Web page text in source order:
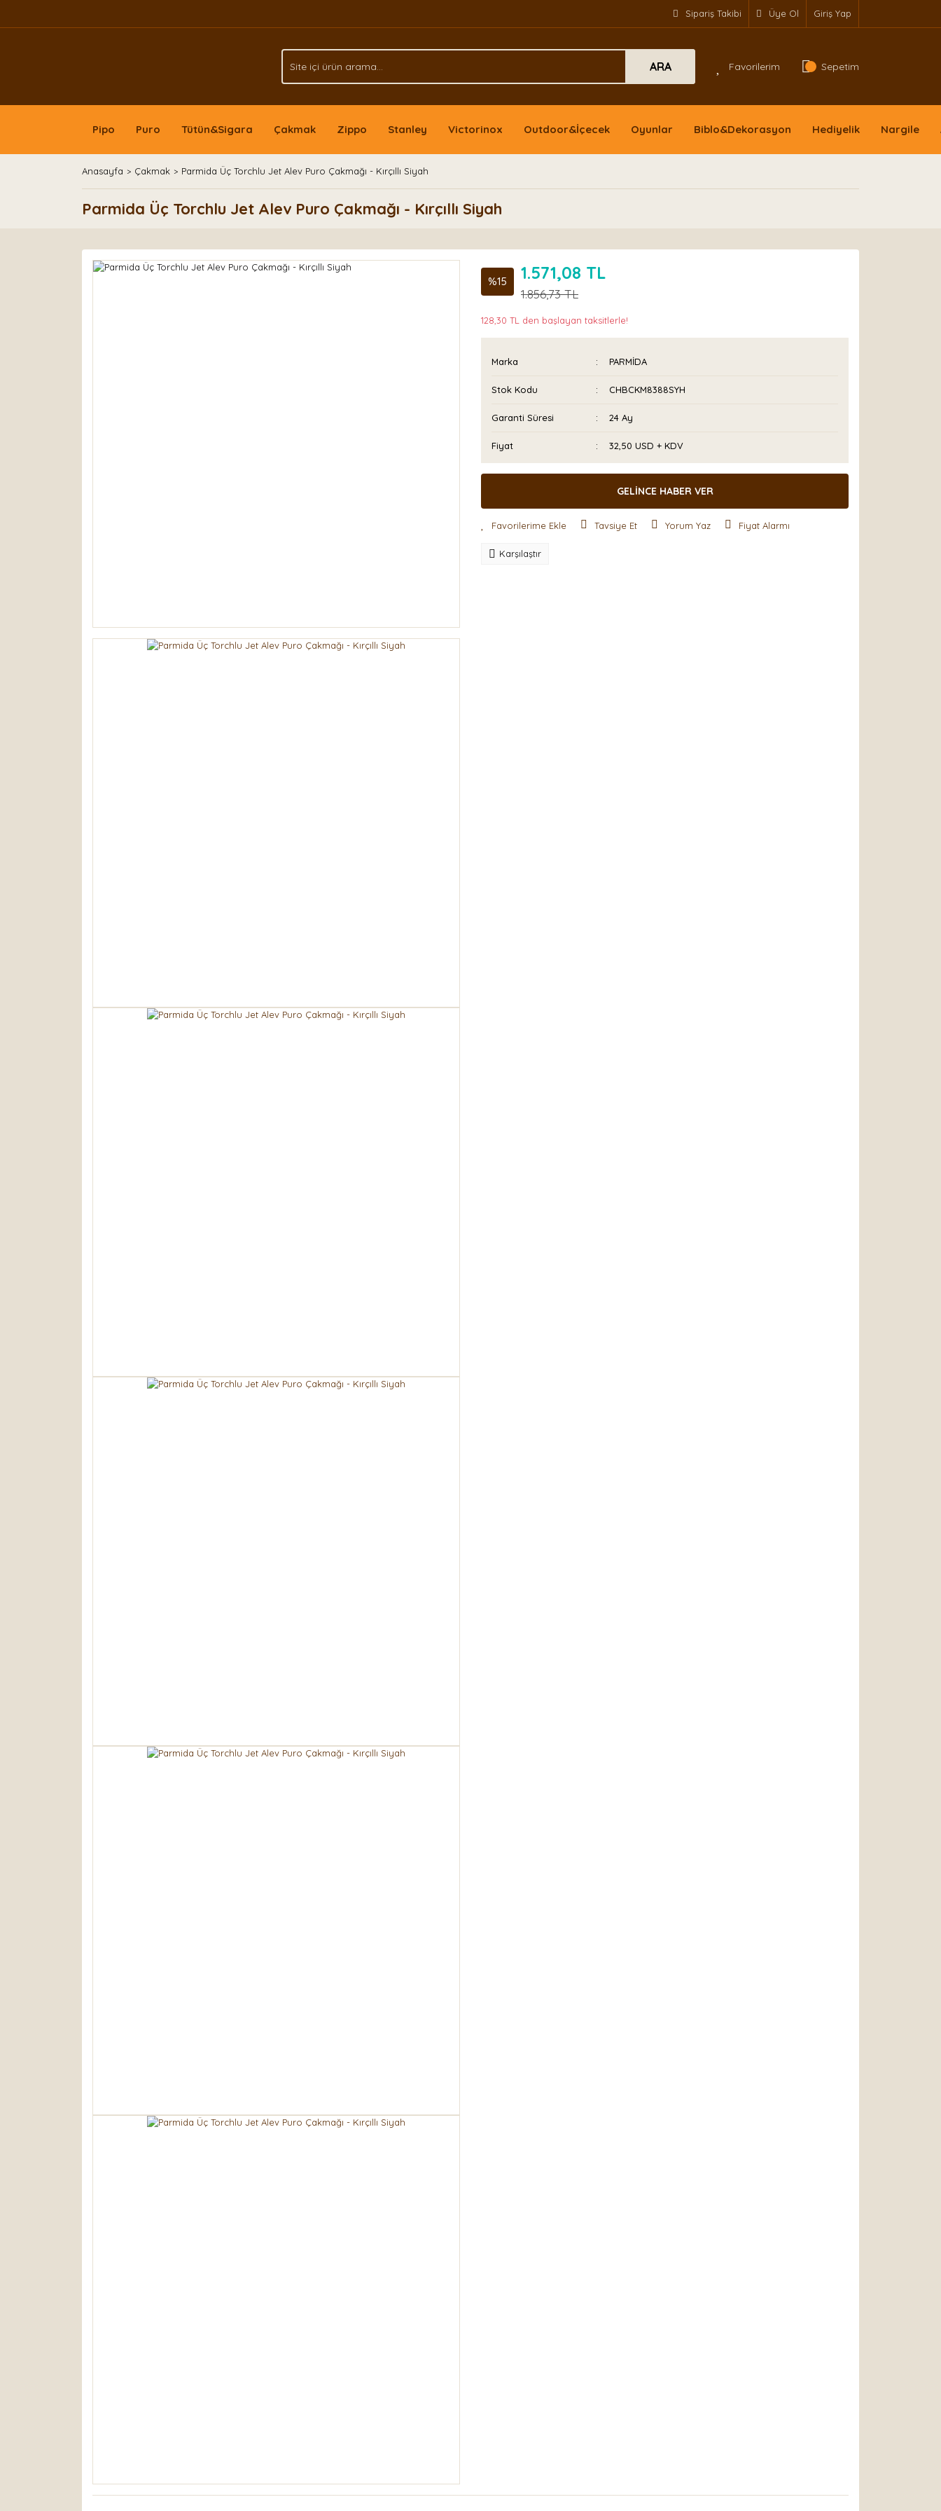
Sipariş Takibi Üye Ol Giriş Yap
ARA Favorilerim Sepetim
Pipo Puro Tütün&Sigara Çakmak Zippo Stanley Victorinox Outdoor&İçecek Oyunlar Biblo&Dekorasyon Hediyelik Nargile
Anasayfa Çakmak Parmida Üç Torchlu Jet Alev Puro Çakmağı - Kırçıllı Siyah
Parmida Üç Torchlu Jet Alev Puro Çakmağı - Kırçıllı Siyah
%15 1.571,08 TL
1.856,73 TL
128,30 TL den başlayan taksitlerle!
Marka PARMİDA
Stok Kodu CHBCKM8388SYH
Garanti Süresi 24 Ay
Fiyat 32,50 USD + KDV
GELİNCE HABER VER
Tavsiye Et Yorum Yaz Fiyat Alarmı
Karşılaştır